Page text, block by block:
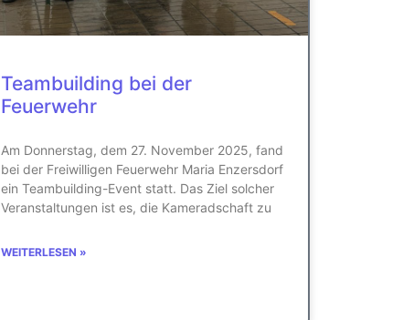
Teambuilding bei der
Feuerwehr
Am Donnerstag, dem 27. November 2025, fand
bei der Freiwilligen Feuerwehr Maria Enzersdorf
ein Teambuilding-Event statt. Das Ziel solcher
Veranstaltungen ist es, die Kameradschaft zu
WEITERLESEN »